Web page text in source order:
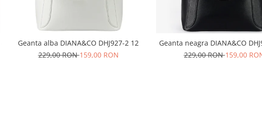
Geanta alba DIANA&CO DHJ927-2 12
229,00 RON159,00 RON
Geanta neagra DIANA&CO
229,00 RON159,00